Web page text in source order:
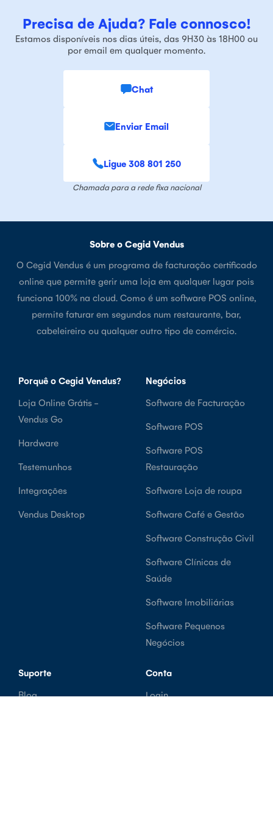
Precisa de Ajuda? Fale connosco!
Estamos disponíveis nos dias úteis, das 9H30 às 18H00 ou
por email em qualquer momento.
Chat
Enviar Email
Ligue 308 801 250
Chamada para a rede fixa nacional
Sobre o Cegid Vendus
O Cegid Vendus é um programa de facturação certificado
online que permite gerir uma loja em qualquer lugar pois
funciona 100% na cloud. Como é um software POS online,
permite faturar em segundos num restaurante, bar,
cabeleireiro ou qualquer outro tipo de comércio.
Porquê o Cegid Vendus?
Loja Online Grátis -
Vendus Go
Hardware
Testemunhos
Integrações
Vendus Desktop
Negócios
Software de Facturação
Software POS
Software POS
Restauração
Software Loja de roupa
Software Café e Gestão
Software Construção Civil
Software Clínicas de
Saúde
Software Imobiliárias
Software Pequenos
Negócios
Suporte
Blog
Conta
Login